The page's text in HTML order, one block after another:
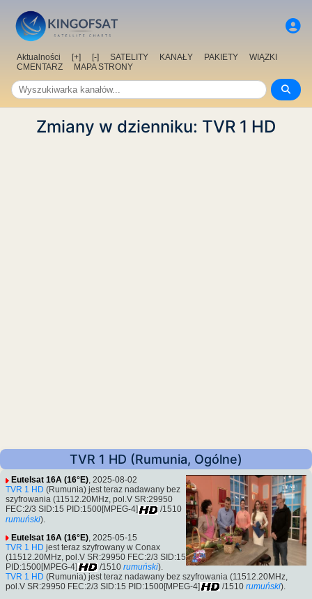
Aktualności [+] [-] SATELITY KANAŁY PAKIETY
WIĄZKI
CMENTARZ
MAPA STRONY
Zmiany w dzienniku: TVR 1 HD
TVR 1 HD (Rumunia, Ogólne)
Eutelsat 16A (16°E), 2025-08-02
TVR 1 HD (Rumunia) jest teraz nadawany bez
szyfrowania (11512.20MHz, pol.V SR:29950
FEC:2/3 SID:15 PID:1500[MPEG-4]
/1510
rumuński).
Eutelsat 16A (16°E) , 2025-05-15
TVR 1 HD jest teraz szyfrowany w Conax
(11512.20MHz, pol.V SR:29950 FEC:2/3 SID:15
PID:1500[MPEG-4]
/1510 rumuński).
TVR 1 HD (Rumunia) jest teraz nadawany bez szyfrowania (11512.20MHz,
pol.V SR:29950 FEC:2/3 SID:15 PID:1500[MPEG-4]
/1510 rumuński).